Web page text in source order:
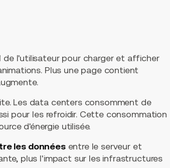
de l'utilisateur pour charger et afficher
Plus une page contient
Les data centers consomment de
pour les refroidir. Cette consommation
d'énergie utilisée.
les donnéesentre le serveur et
plus l'impact sur les infrastructures